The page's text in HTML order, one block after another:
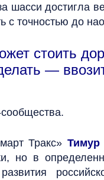
шасси достигла
точностью до
стоить
—
Тракс»Тимур
но в